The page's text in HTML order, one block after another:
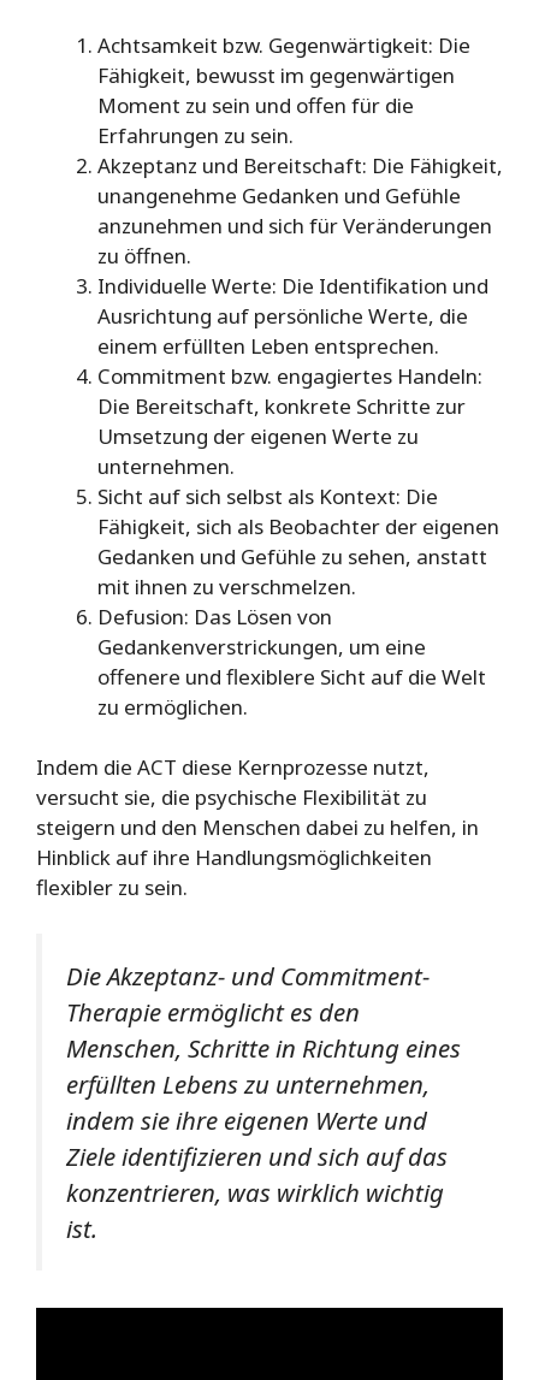
Achtsamkeit bzw. Gegenwärtigkeit: Die
Fähigkeit, bewusst im gegenwärtigen
Moment zu sein und offen für die
Erfahrungen zu sein.
Akzeptanz und Bereitschaft: Die Fähigkeit,
unangenehme Gedanken und Gefühle
anzunehmen und sich für Veränderungen
zu öffnen.
Individuelle Werte: Die Identifikation und
Ausrichtung auf persönliche Werte, die
einem erfüllten Leben entsprechen.
Commitment bzw. engagiertes Handeln:
Die Bereitschaft, konkrete Schritte zur
Umsetzung der eigenen Werte zu
unternehmen.
Sicht auf sich selbst als Kontext: Die
Fähigkeit, sich als Beobachter der eigenen
Gedanken und Gefühle zu sehen, anstatt
mit ihnen zu verschmelzen.
Defusion: Das Lösen von
Gedankenverstrickungen, um eine
offenere und flexiblere Sicht auf die Welt
zu ermöglichen.
Indem die ACT diese Kernprozesse nutzt,
versucht sie, die psychische Flexibilität zu
steigern und den Menschen dabei zu helfen, in
Hinblick auf ihre Handlungsmöglichkeiten
flexibler zu sein.
Die Akzeptanz- und Commitment-
Therapie ermöglicht es den
Menschen, Schritte in Richtung eines
erfüllten Lebens zu unternehmen,
indem sie ihre eigenen Werte und
Ziele identifizieren und sich auf das
konzentrieren, was wirklich wichtig
ist.